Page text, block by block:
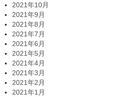
2021年10月
2021年9月
2021年8月
2021年7月
2021年6月
2021年5月
2021年4月
2021年3月
2021年2月
2021年1月